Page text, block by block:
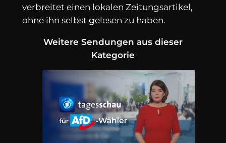
verbreitet einen lokalen Zeitungsartikel,
ohne ihn selbst gelesen zu haben.
Weitere Sendungen aus dieser
Kategorie